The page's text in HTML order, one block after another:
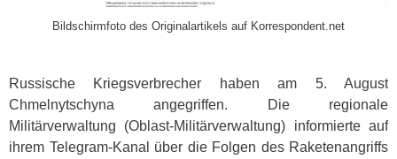
Bildschirmfoto des Originalartikels auf Korrespondent.net
Russische Kriegsverbrecher haben am 5. August
Chmelnytschyna angegriffen. Die regionale
Militärverwaltung (Oblast-Militärverwaltung) informierte auf
ihrem Telegram-Kanal über die Folgen des Raketenangriffs